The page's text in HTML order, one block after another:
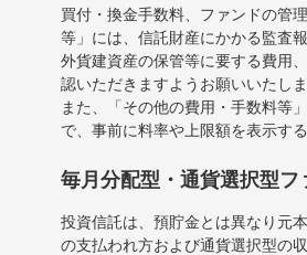
買付・換金手数料、ファンドの管
等」には、信託財産にかかる監査
外貨建資産の保管等に要する費用
認いただきますようお願いいたし
また、「その他の費用・手数料等
で、事前に料率や上限額を表示す
毎月分配型・通貨選択型
投資信託は、預貯金とは異なり元
の支払われ方および通貨選択型の